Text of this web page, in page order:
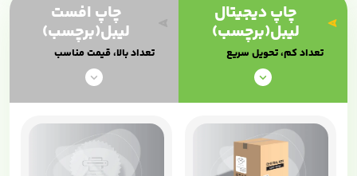
چاپ دیجیتال
لیبل(برچسب)
تعداد کم، تحویل سریع
چاپ افست
لیبل(برچسب)
تعداد بالا، قیمت مناسب